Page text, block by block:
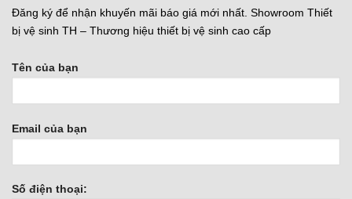
Đăng ký để nhận khuyến mãi báo giá mới nhất. Showroom Thiết
bị vệ sinh TH – Thương hiệu thiết bị vệ sinh cao cấp
Tên của bạn
Email của bạn
Số điện thoại: